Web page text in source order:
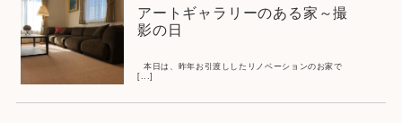
アートギャラリーのある家～撮
影の日
本日は、昨年お引渡ししたリノベーションのお家で
[...]